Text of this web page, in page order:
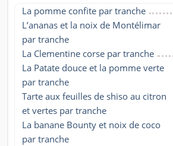
La pomme confite par tranche
L’ananas et la noix de Montélimar
par tranche
La Clementine corse par tranche
La Patate douce et la pomme verte
par tranche
Tarte aux feuilles de shiso au citron
et vertes par tranche
La banane Bounty et noix de coco
par tranche